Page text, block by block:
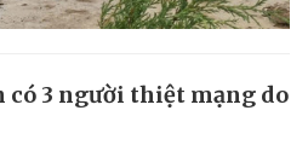
có 3 người thiệt mạng do